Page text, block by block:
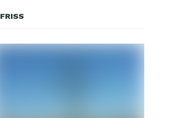
FRISS